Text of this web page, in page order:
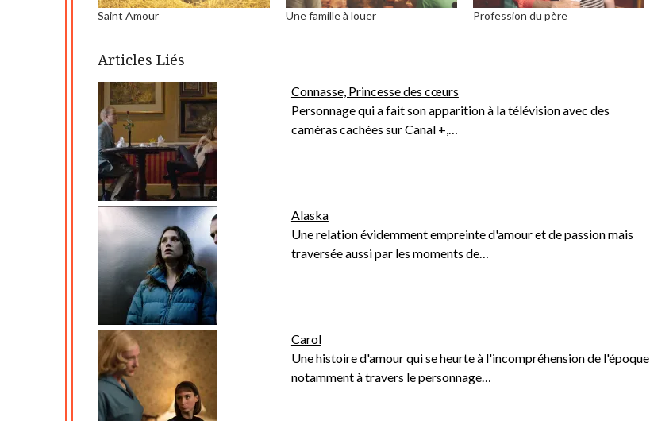
Saint Amour Une famille à louer Profession du père
Articles Liés
Connasse, Princesse des cœurs
Personnage qui a fait son apparition à la télévision avec des
caméras cachées sur Canal +,…
Alaska
Une relation évidemment empreinte d'amour et de passion mais
traversée aussi par les moments de…
Carol
Une histoire d'amour qui se heurte à l'incompréhension de l'époque
notamment à travers le personnage…